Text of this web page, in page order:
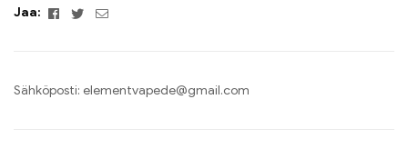
Jaa:
Facebook
TwitterSähköposti
Sähköposti: elementvapede@gmail.com